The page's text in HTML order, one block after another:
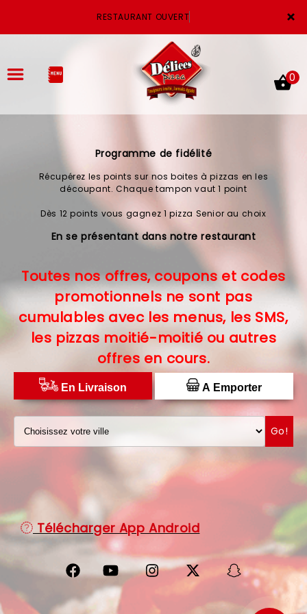
×
RESTAURANT OUVERT
LA CARTE
VOTRE COMPTE
VOS AVIS
MENTIONS LÉGALES
C.G.V
PROTECTION DES DONNÉES
DISTRIBUTEUR DE PIZZAS
0
Programme de fidélité
Récupérez les points sur nos boites à pizzas en les
découpant. Chaque tampon vaut 1 point
Dès 12 points vous gagnez 1 pizza Senior au choix
En se présentant dans notre restaurant
Toutes nos offres, coupons et codes
promotionnels ne sont pas
cumulables avec les menus, les SMS,
les pizzas moitié-moitié ou autres
offres en cours.
En Livraison A Emporter
Go!
Télécharger App Android